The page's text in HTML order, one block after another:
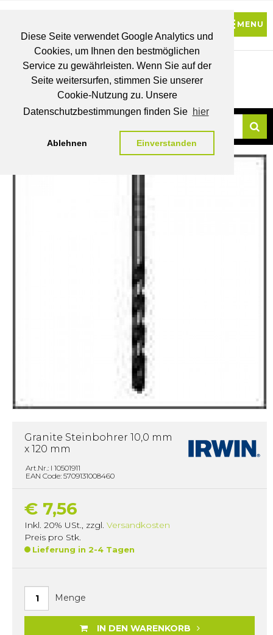
Diese Seite verwendet Google Analytics und
Cookies, um Ihnen den bestmöglichen
Service zu gewährleisten. Wenn Sie auf der
Seite weitersurfen, stimmen Sie unserer
Cookie-Nutzung zu. Unsere
Datenschutzbestimmungen finden Sie hier
Ablehnen Einverstanden
BRUTTO
PREISE
MEIN
WUNSCHLISTE
Granite Steinbohrer 10,0 mm
x 120 mm
Art.Nr.: I 10501911
EAN Code: 5709131008460
€ 7,56
Inkl. 20% USt., zzgl. Versandkosten
Preis pro Stk.
Lieferung in 2-4 Tagen
Menge
IN DEN WARENKORB